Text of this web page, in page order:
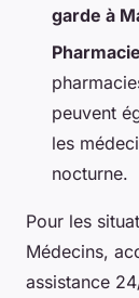
garde à
peuvent
les
nocturne.
Pour les
Médecins,
assistance